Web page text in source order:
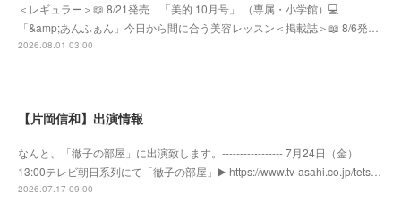
＜レギュラー＞📖 8/21発売 「美的 10月号」 （専属・小学館）💻
「&amp;あんふぁん」今日から間に合う美容レッスン＜掲載誌＞📖 8/6発…
2026.08.01 03:00
【片岡信和】出演情報
なんと、「徹子の部屋」に出演致します。----------------- 7月24日（金）
13:00テレビ朝日系列にて「徹子の部屋」▶️ https://www.tv-asahi.co.jp/tets…
2026.07.17 09:00